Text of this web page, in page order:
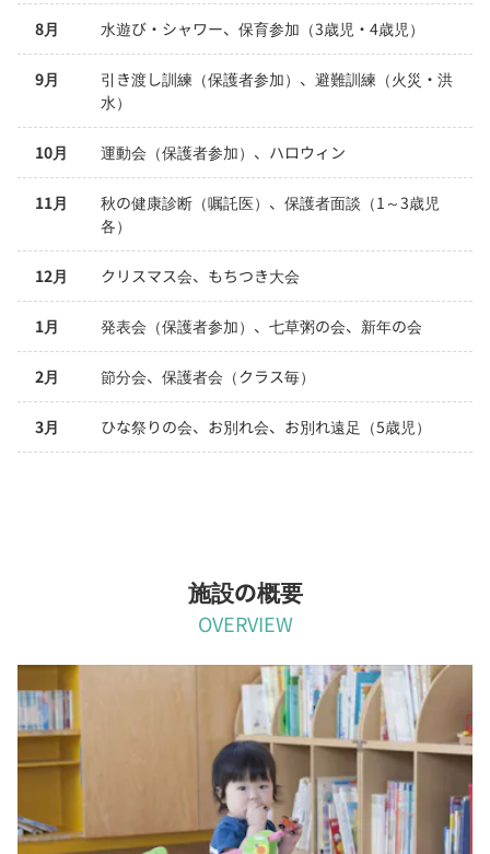
8月 水遊び・シャワー、保育参加（3歳児・4歳児）
9月
引き渡し訓練（保護者参加）、避難訓練（火災・洪
水）
10月 運動会（保護者参加）、ハロウィン
11月
秋の健康診断（嘱託医）、保護者面談（1～3歳児
各）
12月 クリスマス会、もちつき大会
1月 発表会（保護者参加）、七草粥の会、新年の会
2月 節分会、保護者会（クラス毎）
3月 ひな祭りの会、お別れ会、お別れ遠足（5歳児）
施設の概要
OVERVIEW